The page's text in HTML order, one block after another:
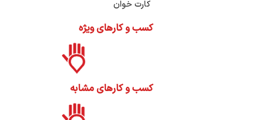
کارت خوان
کسب و کارهای ویژه
کسب و کارهای مشابه